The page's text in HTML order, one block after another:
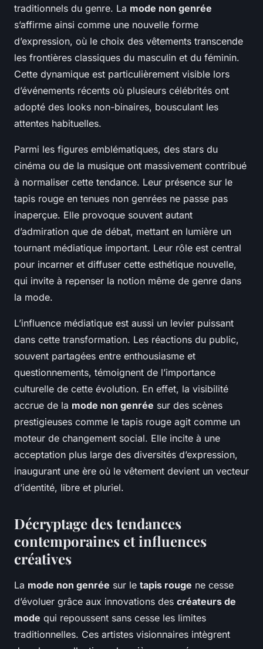
traditionnels du genre. La mode non genrée
s’affirme ainsi comme une nouvelle forme
d’expression, où le choix des vêtements transcende
les frontières classiques du masculin et du féminin.
Cette dynamique est particulièrement visible lors
d’événements récents où plusieurs célébrités ont
adopté des looks non-binaires, bousculant les
attentes habituelles.
Parmi les figures emblématiques, des stars du
cinéma ou de la musique ont massivement contribué
à normaliser cette tendance. Leur présence sur le
tapis rouge en tenues non genrées ne passe pas
inaperçue. Elle provoque souvent autant
d’admiration que de débat, mettant en lumière un
tournant médiatique important. Leur rôle est central
pour incarner et diffuser cette esthétique nouvelle,
qui invite à repenser la notion même de genre dans
la mode.
L’influence médiatique est aussi un levier puissant
dans cette transformation. Les réactions du public,
souvent partagées entre enthousiasme et
questionnements, témoignent de l’importance
culturelle de cette évolution. En effet, la visibilité
accrue de la mode non genrée sur des scènes
prestigieuses comme le tapis rouge agit comme un
moteur de changement social. Elle incite à une
acceptation plus large des diversités d’expression,
inaugurant une ère où le vêtement devient un vecteur
d’identité, libre et pluriel.
Décryptage des tendances
contemporaines et influences
créatives
La mode non genrée sur le tapis rouge ne cesse
d’évoluer grâce aux innovations des créateurs de
mode qui repoussent sans cesse les limites
traditionnelles. Ces artistes visionnaires intègrent